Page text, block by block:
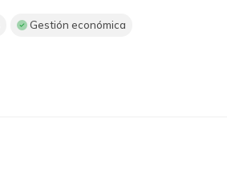
Gestión económica